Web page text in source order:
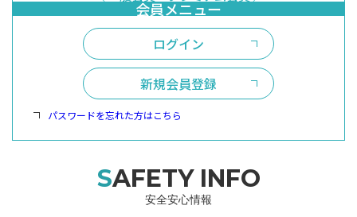
ログイン
新規会員登録
パスワードを忘れた方はこちら
SAFETY INFO
安全安心情報